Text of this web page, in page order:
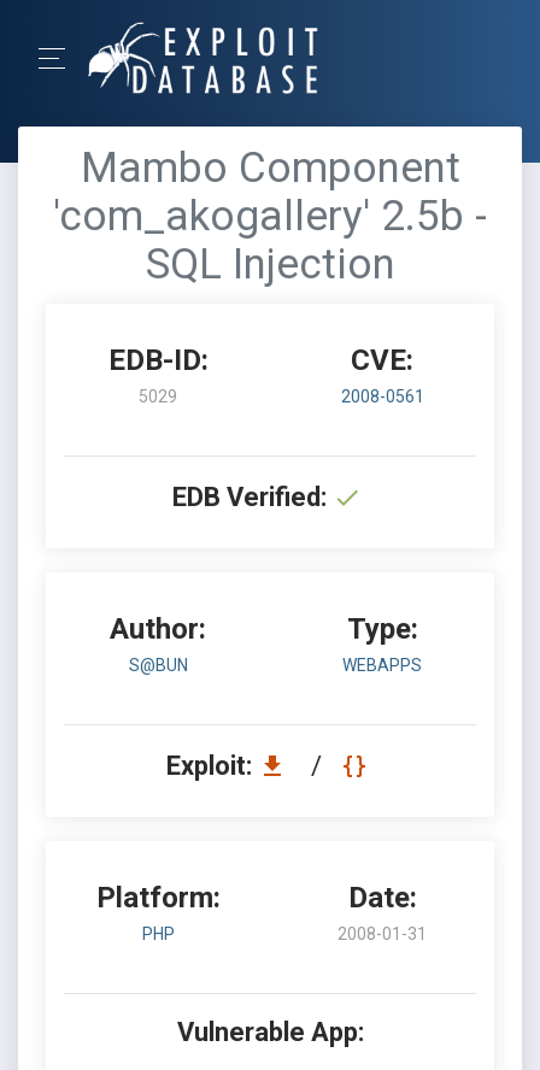
Mambo Component
'com_akogallery' 2.5b -
SQL Injection
EDB-ID:
5029
CVE:
2008-0561
EDB Verified:
Author:
S@BUN
Type:
WEBAPPS
Exploit: /
Platform:
PHP
Date:
2008-01-31
Vulnerable App: